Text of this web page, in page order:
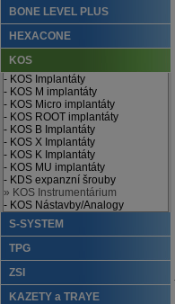
BONE LEVEL PLUS
HEXACONE
KOS
- KOS Implantáty
- KOS M implantáty
- KOS Micro implantáty
- KOS ROOT implantáty
- KOS B Implantáty
- KOS X Implantáty
- KOS K Implantáty
- KOS MU implantáty
- KDS expanzní šrouby
» KOS Instrumentárium
- KOS Nástavby/Analogy
S-SYSTEM
TPG
ZSI
KAZETY a TRAYE